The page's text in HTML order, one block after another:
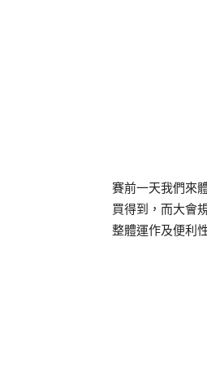
賽前一天我們來
買得到，而大會
整體運作及便利